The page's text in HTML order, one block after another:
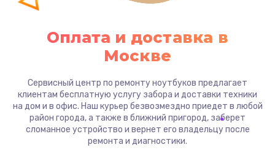
Оплата и доставка в
Москве
Сервисный центр по ремонту ноутбуков предлагает
клиентам бесплатную услугу забора и доставки техники
на дом и в офис. Наш курьер безвозмездно приедет в любой
район города, а также в ближний пригород, заберет
сломанное устройство и вернет его владельцу после
ремонта и диагностики.